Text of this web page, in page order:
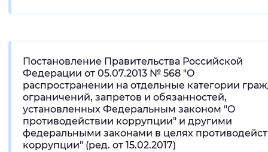
Постановление Правительства Российской
Федерации от 05.07.2013 № 568 "О
распространении на отдельные категории
ограничений, запретов и обязанностей,
установленных Федеральным законом "О
противодействии коррупции" и другими
федеральными законами в целях
коррупции" (ред. от 15.02.2017)